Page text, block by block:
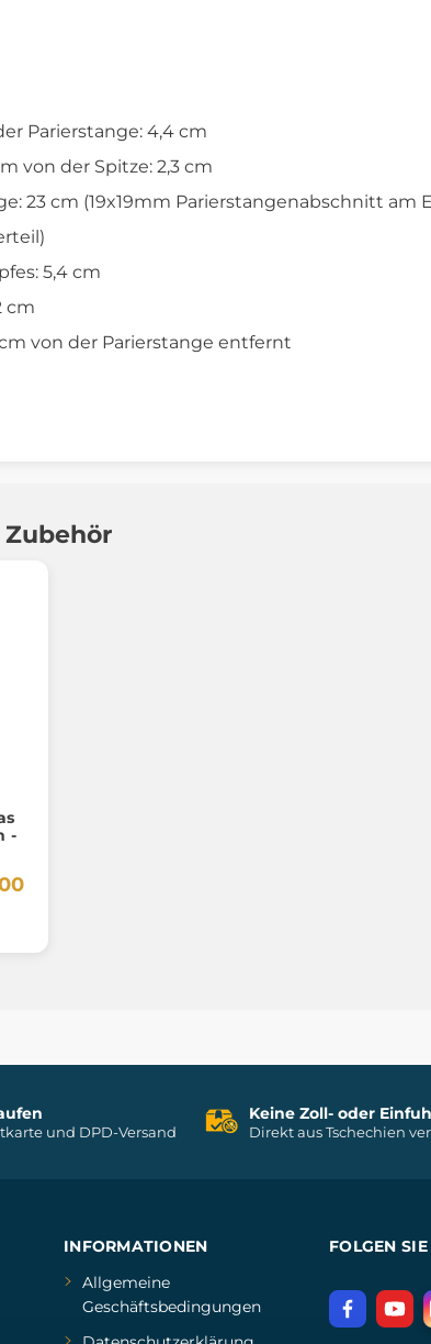
Parierstange: 4,4 cm
von der Spitze: 2,3 cm
23 cm (19x19mm Parierstangenabschnitt am
5,4 cm
cm
von der Parierstange entfernt
-
und DPD-Versand
Keine Zoll- oder
Direkt aus Tschechien
INFORMATIONEN
Allgemeine
Geschäftsbedingungen
FOLGEN